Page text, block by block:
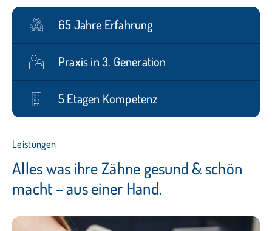
65 Jahre Erfahrung
Praxis in 3. Generation
5 Etagen Kompetenz
Leistungen
Alles was ihre Zähne gesund & schön
macht – aus einer Hand.